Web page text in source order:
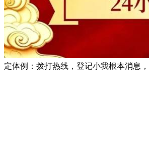
定体例：拨打热线，登记小我根本消息